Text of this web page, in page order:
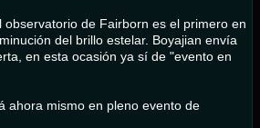
observatorio de Fairborn es el primero en
del brillo estelar. Boyajian envía
en esta ocasión ya sí de "evento en
ahora mismo en pleno evento de